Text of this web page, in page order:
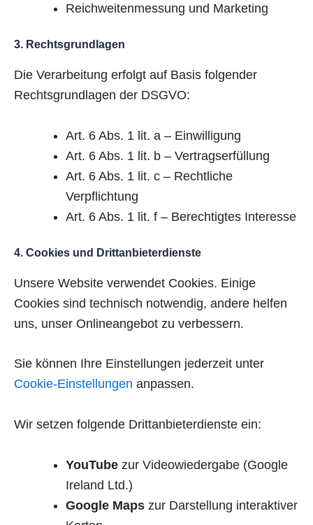
Reichweitenmessung und Marketing
3. Rechtsgrundlagen
Die Verarbeitung erfolgt auf Basis folgender
Rechtsgrundlagen der DSGVO:
Art. 6 Abs. 1 lit. a – Einwilligung
Art. 6 Abs. 1 lit. b – Vertragserfüllung
Art. 6 Abs. 1 lit. c – Rechtliche
Verpflichtung
Art. 6 Abs. 1 lit. f – Berechtigtes Interesse
4. Cookies und Drittanbieterdienste
Unsere Website verwendet Cookies. Einige
Cookies sind technisch notwendig, andere helfen
uns, unser Onlineangebot zu verbessern.
Sie können Ihre Einstellungen jederzeit unter
Cookie-Einstellungen anpassen.
Wir setzen folgende Drittanbieterdienste ein:
YouTube zur Videowiedergabe (Google
Ireland Ltd.)
Google Maps zur Darstellung interaktiver